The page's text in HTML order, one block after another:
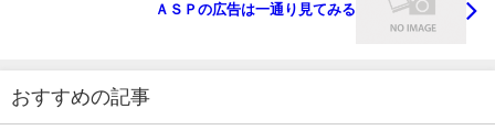
ＡＳＰの広告は一通り見てみる
おすすめの記事